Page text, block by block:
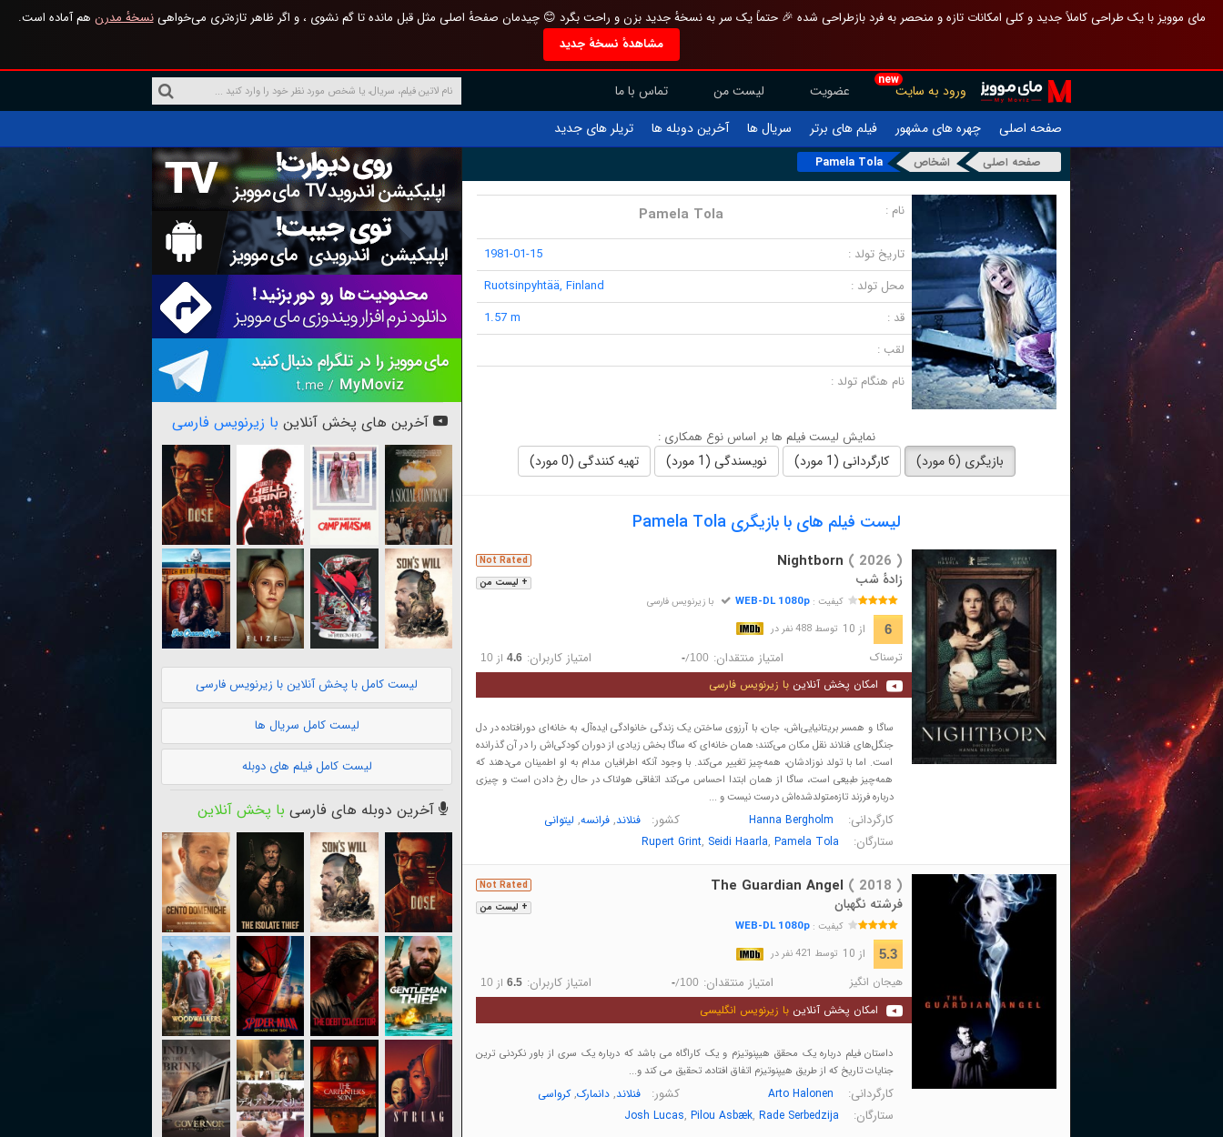
مای موویز با یک طراحی کاملاً جدید و کلی امکانات تازه و منحصر به فرد بازطراحی شده 🎉 حتماً یک سر به نسخهٔ جدید بزن و راحت بگرد 😊 چیدمان صفحهٔ اصلی مثل قبل مانده تا گم نشوی ، و اگر ظاهر تازه‌تری می‌خواهینسخهٔ مدرن هم آماده است.
مشاهدهٔ نسخهٔ جدید
new
ورود به سایت عضویت لیست من
تماس با ما
صفحه اصلی
چهره های مشهور فیلم های برتر سریال ها آخرین دوبله ها تریلر های جدید
صفحه اصلی اشخاص Pamela Tola
نام : Pamela Tola
تاریخ تولد :
1981-01-15
محل تولد :
Ruotsinpyhtää, Finland
قد :
1.57 m
لقب :
نام هنگام تولد :
نمایش لیست فیلم ها بر اساس نوع همکاری :
بازیگری (6 مورد) کارگردانی (1 مورد) نویسندگی (1 مورد) تهیه کنندگی (0 مورد)
لیست فیلم های با بازیگری Pamela Tola
+ لیست من
Not Rated Nightborn ( 2026 )
زادهٔ شب
کیفیت :WEB-DL 1080p با زیرنویس فارسی
6 از 10 توسط 488 نفر در
ترسناک امتیاز منتقدان: -/100 امتیاز کاربران: 4.6 از 10
امکان پخش آنلاین با زیرنویس فارسی
ساگا و همسر بریتانیایی‌اش، جان، با آرزوی ساختن یک زندگی خانوادگی ایده‌آل، به خانه‌ای دورافتاده در دل
جنگل‌های فنلاند نقل مکان می‌کنند؛ همان خانه‌ای که ساگا بخش زیادی از دوران کودکی‌اش را در آن گذرانده
است. اما با تولد نوزادشان، همه‌چیز تغییر می‌کند. با وجود آنکه اطرافیان مدام به او اطمینان می‌دهند که
همه‌چیز طبیعی است، ساگا از همان ابتدا احساس می‌کند اتفاقی هولناک در حال رخ دادن است و چیزی
درباره فرزند تازه‌متولدشده‌اش درست نیست و ...
کارگردانی: Hanna Bergholm کشور: فنلاند, فرانسه, لیتوانی
ستارگان: Rupert Grint, Seidi Haarla, Pamela Tola
+ لیست من
Not Rated The Guardian Angel ( 2018 )
فرشته نگهبان
کیفیت :WEB-DL 1080p
5.3 از 10 توسط 421 نفر در
هیجان انگیز امتیاز منتقدان: -/100 امتیاز کاربران: 6.5 از 10
امکان پخش آنلاین با زیرنویس انگلیسی
داستان فیلم درباره یک محقق هیپنوتیزم و یک کاراگاه می باشد که درباره یک سری از باور نکردنی ترین
جنایات تاریخ که از طریق هیپنوتیزم اتفاق افتاده، تحقیق می کند و...
کارگردانی: Arto Halonen کشور: فنلاند, دانمارک,کرواسی
ستارگان: Josh Lucas, Pilou Asbæk, Rade Serbedzija
آخرین های پخش آنلاین با زیرنویس فارسی
لیست کامل با پخش آنلاین با زیرنویس فارسی
لیست کامل سریال ها
لیست کامل فیلم های دوبله
آخرین دوبله های فارسی با پخش آنلاین